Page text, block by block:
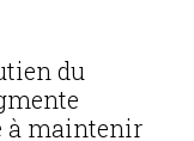
du
à maintenir